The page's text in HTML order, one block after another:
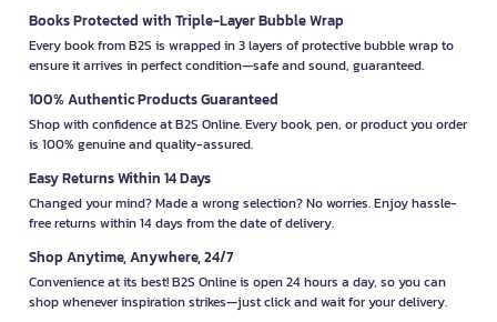
Books Protected with Triple-Layer Bubble Wrap
Every book from B2S is wrapped in 3 layers of protective bubble wrap to
ensure it arrives in perfect condition—safe and sound, guaranteed.
100% Authentic Products Guaranteed
Shop with confidence at B2S Online. Every book, pen, or product you order
is 100% genuine and quality-assured.
Easy Returns Within 14 Days
Changed your mind? Made a wrong selection? No worries. Enjoy hassle-
free returns within 14 days from the date of delivery.
Shop Anytime, Anywhere, 24/7
Convenience at its best! B2S Online is open 24 hours a day, so you can
shop whenever inspiration strikes—just click and wait for your delivery.